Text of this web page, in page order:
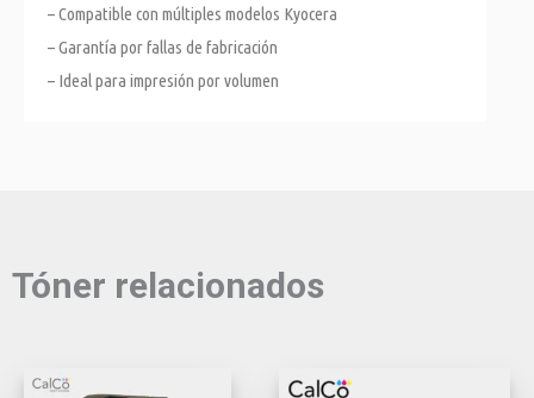
– Compatible con múltiples modelos Kyocera
– Garantía por fallas de fabricación
– Ideal para impresión por volumen
Tóner relacionados